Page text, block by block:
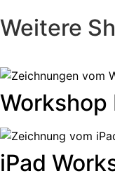
Weitere
Workshop
iPad